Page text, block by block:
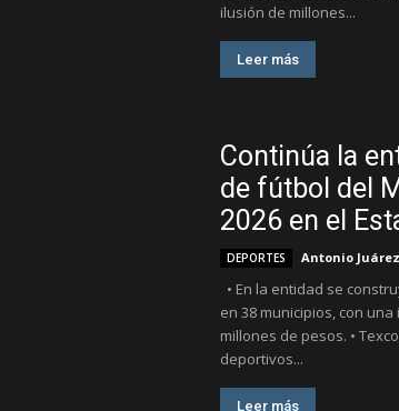
ilusión de millones...
Leer más
Continúa la
de fútbol del
2026 en el
DEPORTES Antonio Juárez
• En la entidad se
en 38 municipios, con
millones de pesos. •
deportivos...
Leer más